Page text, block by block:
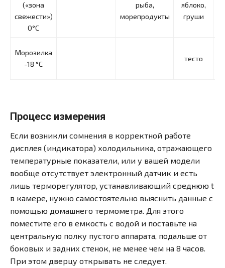
(«зона
свежести»)
0°С
рыба,
морепродукты
яблоко,
груши
Морозилка
-18 °С
тесто
Процесс измерения
Если возникли сомнения в корректной работе
дисплея (индикатора) холодильника, отражающего
температурные показатели, или у вашей модели
вообще отсутствует электронный датчик и есть
лишь терморегулятор, устанавливающий среднюю t
в камере, нужно самостоятельно выяснить данные с
помощью домашнего термометра. Для этого
поместите его в емкость с водой и поставьте на
центральную полку пустого аппарата, подальше от
боковых и задних стенок, не менее чем на 8 часов.
При этом дверцу открывать не следует.